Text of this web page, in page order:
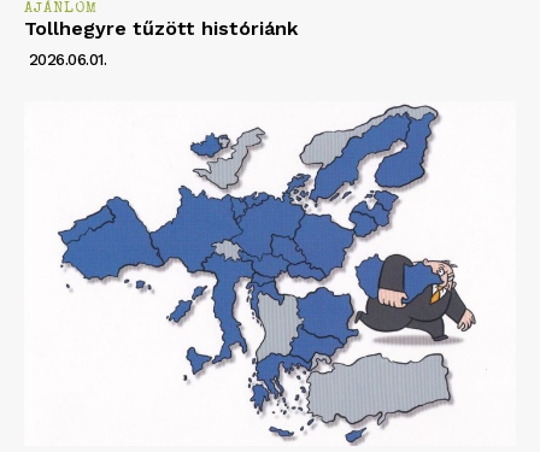
AJÁNLOM
Tollhegyre tűzött históriánk
2026.06.01.